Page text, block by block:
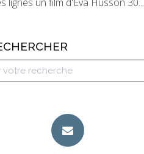
lignes un film d'Eva Husson 30...